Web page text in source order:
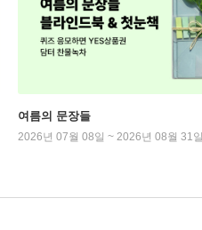
여름의 문장들
2026년 07월 08일 ~ 2026년 08월 31일